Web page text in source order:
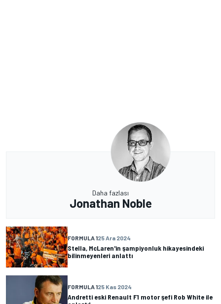
Daha fazlası
Jonathan Noble
FORMULA 125 Ara 2024
Stella, McLaren'in şampiyonluk hikayesindeki
bilinmeyenleri anlattı
FORMULA 125 Kas 2024
Andretti eski Renault F1 motor şefi Rob White ile